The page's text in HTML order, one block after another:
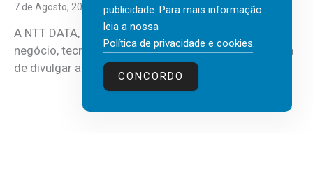
7 de Agosto, 2026
A NTT DATA, consultora global em serviços de
negócio, tecnologia e inteligência artificial (IA), acaba
de divulgar a mais recente...
publicidade. Para mais informação
leia a nossa
Política de privacidade e cookies.
CONCORDO